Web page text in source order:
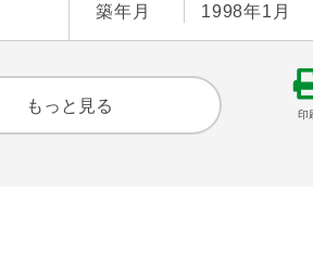
築年月 1998年1月
もっと見る 印